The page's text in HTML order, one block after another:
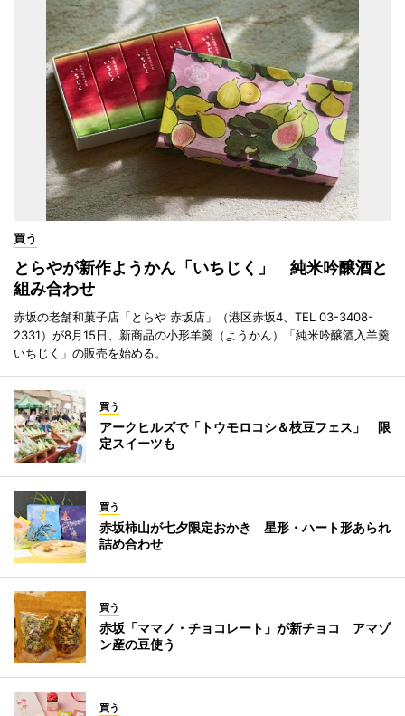
買う
とらやが新作ようかん「いちじく」 純米吟醸酒と
組み合わせ
赤坂の老舗和菓子店「とらや 赤坂店」（港区赤坂4、TEL 03-3408-
2331）が8月15日、新商品の小形羊羹（ようかん）「純米吟醸酒入羊羹
いちじく」の販売を始める。
買う
アークヒルズで「トウモロコシ＆枝豆フェス」 限
定スイーツも
買う
赤坂柿山が七夕限定おかき 星形・ハート形あられ
詰め合わせ
買う
赤坂「ママノ・チョコレート」が新チョコ アマゾ
ン産の豆使う
買う